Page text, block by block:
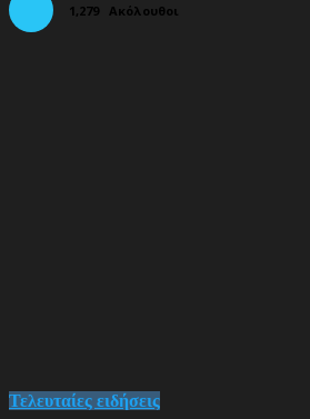
1,279 Ακόλουθοι
Τελευταίες ειδήσεις